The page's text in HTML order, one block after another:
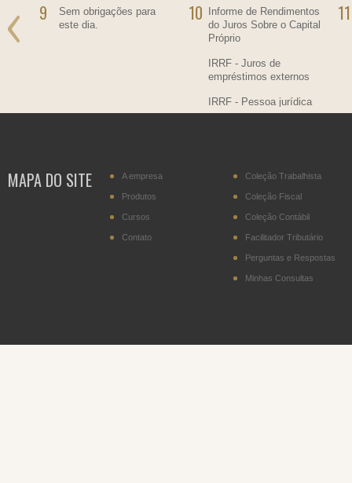
9
Sem obrigações para
este dia.
10
Informe de Rendimentos
do Juros Sobre o Capital
Próprio
IRRF - Juros de
empréstimos externos
IRRF - Pessoa jurídica
residente no País,
IPI - Cigarros (posição
2402.20)
DITR - Declaração do
Imposto sobre a
11
MAPA DO SITE A empresa
Produtos
Cursos
Contato
Coleção Trabalhista
Coleção Fiscal
Coleção Contábil
Facilitador Tributário
Perguntas e Respostas
Minhas Consultas